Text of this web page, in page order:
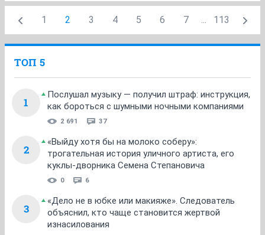
1 2 3 4 5 6 7 ... 113
ТОП 5
1
Послушал музыку — получил штраф: инструкция,
как бороться с шумными ночными компаниями
2 691 37
2
«Выйду хотя бы на молоко соберу»:
трогательная история уличного артиста, его
куклы-дворника Семена Степановича
0 6
3
«Дело не в юбке или макияже». Следователь
объяснил, кто чаще становится жертвой
изнасилования